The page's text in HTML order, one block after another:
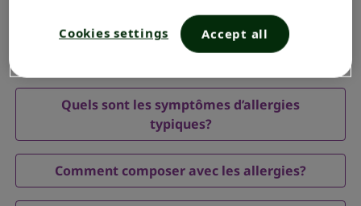
Qu’est-ce qu’une allergie et pourquoi est-ce
que j’éprouve des symptômes?
Quels sont les symptômes d’allergies
typiques?
Comment composer avec les allergies?
Cookies settings Accept all